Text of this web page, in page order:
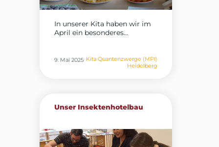
In unserer Kita haben wir im
April ein besonderes...
9. Mai 2025 Kita Quantenzwerge (MPI)
Heidelberg
Unser Insektenhotelbau